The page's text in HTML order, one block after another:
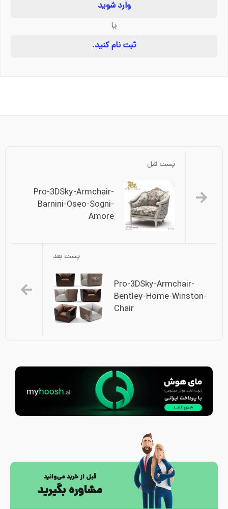
وارد شوید
یا
ثبت نام کنید.
پست قبل
Pro-3DSky-Armchair-
Barnini-Oseo-Sogni-
Amore
پست بعد
Pro-3DSky-Armchair-
Bentley-Home-Winston-
Chair
قبل از خرید می‌وانید
مشاوره بگیرید